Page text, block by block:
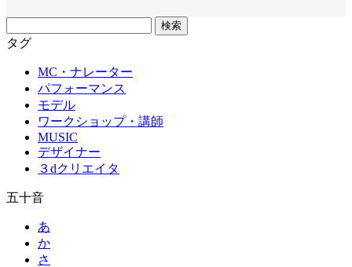
リ
タグ
MC・ナレーター
パフォーマンス
モデル
ワークショップ・講師
MUSIC
デザイナー
３dクリエイタ
五十音
あ
か
さ